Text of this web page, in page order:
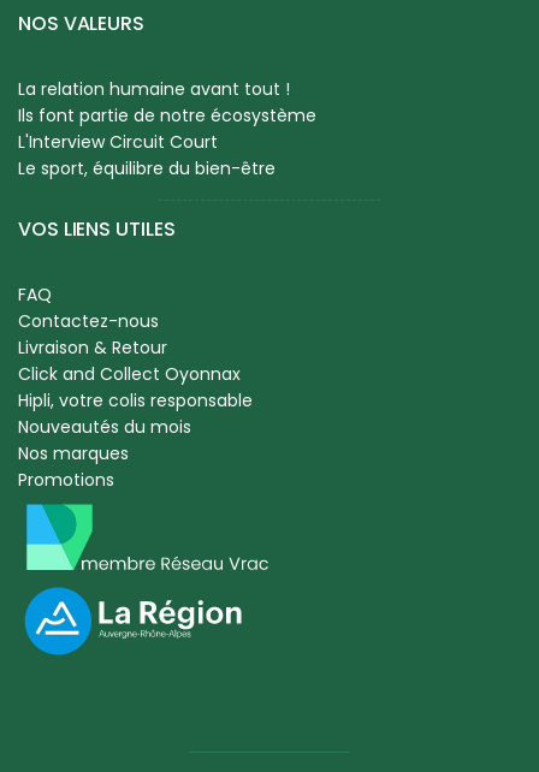
NOS VALEURS
La relation humaine avant tout !
Ils font partie de notre écosystème
L'Interview Circuit Court
Le sport, équilibre du bien-être
VOS LIENS UTILES
FAQ
Contactez-nous
Livraison & Retour
Click and Collect Oyonnax
Hipli, votre colis responsable
Nouveautés du mois
Nos marques
Promotions